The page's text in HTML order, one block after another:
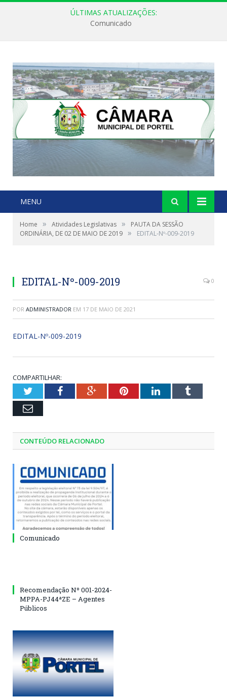
ÚLTIMAS ATUALIZAÇÕES:
Comunicado
MENU
Home » Atividades Legislativas »
PAUTA DA SESSÃO
ORDINÁRIA, DE 02 DE MAIO DE 2019 » EDITAL-Nº-009-2019
EDITAL-Nº-009-2019 0
POR ADMINISTRADOR EM 17 DE MAIO DE 2021
EDITAL-Nº-009-2019
COMPARTILHAR:
TwitterFacebookGoogle+PinterestLinkedInTumblr
Email
CONTEÚDO RELACIONADO
Comunicado
Recomendação Nº 001-2024-
MPPA-PJ44ªZE – Agentes
Públicos